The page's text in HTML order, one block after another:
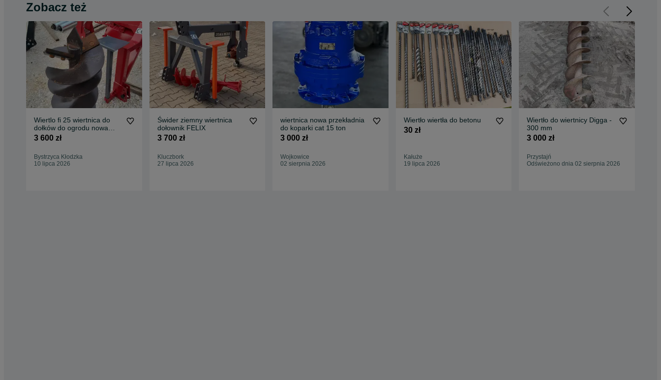
Zobacz też
Wiertlo fi 25 wiertnica do
dołków do ogrodu nowa
solidna gwarancja
3 600 zł
Bystrzyca Kłodzka
10 lipca 2026
Świder ziemny wiertnica
dołownik FELIX
3 700 zł
Kluczbork
27 lipca 2026
wiertnica nowa przekładnia
do koparki cat 15 ton
3 000 zł
Wojkowice
02 sierpnia 2026
Wiertło wiertła do betonu
30 zł
Kałuże
19 lipca 2026
Wiertło do wiertnicy Digga -
300 mm
3 000 zł
Przystajń
Odświeżono dnia 02 sierpnia 2026